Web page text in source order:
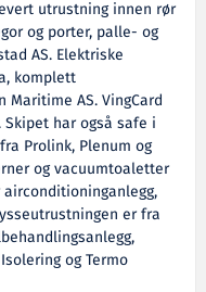
utrustning innen rør
og porter, palle- og
AS. Elektriske
komplett
AS. VingCard
har også safe i
Prolink, Plenum og
og vacuumtoaletter
er fra
og Termo